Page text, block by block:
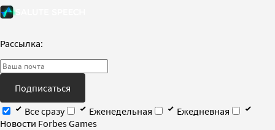
Рассылка:
Подписаться
Все сразу
Еженедельная
Ежедневная
Новости Forbes Games